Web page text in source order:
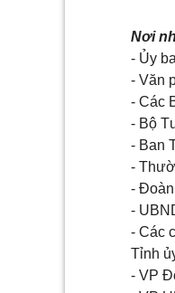
Nơi
- Ủy
- Văn
- Các
- Bộ
- Ban
-
-
-
- Các
Tỉnh
- VP